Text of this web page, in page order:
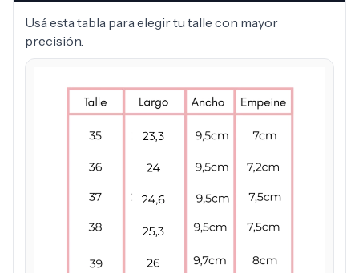
Usá esta tabla para elegir tu talle con mayor
precisión.